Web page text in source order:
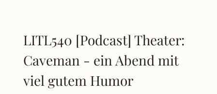
LITL540 [Podcast] Theater:
Caveman - ein Abend mit
viel gutem Humor